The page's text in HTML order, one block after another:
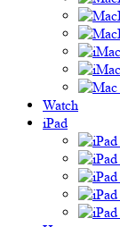
Watch
iPad